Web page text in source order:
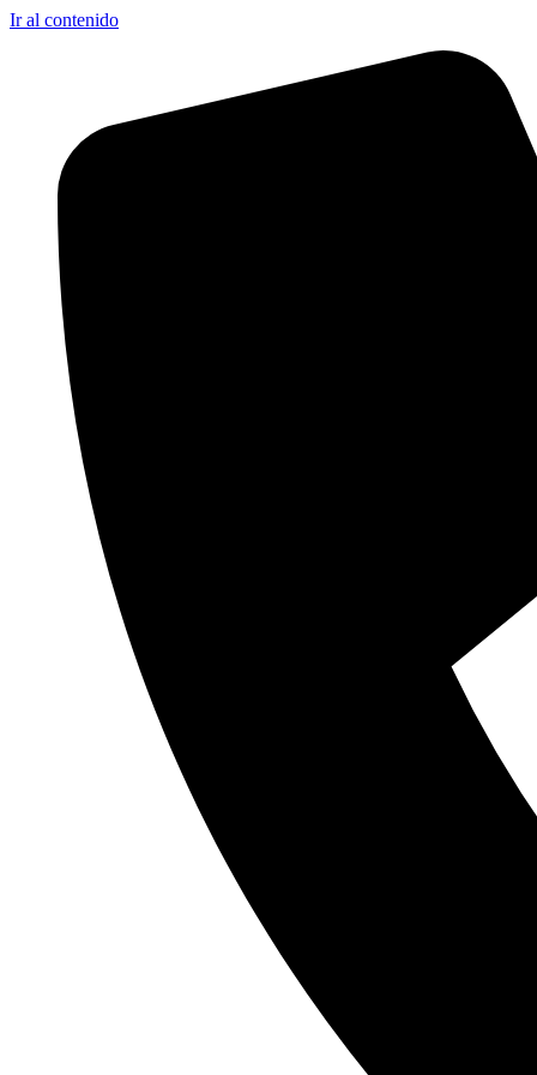
Ir al contenido